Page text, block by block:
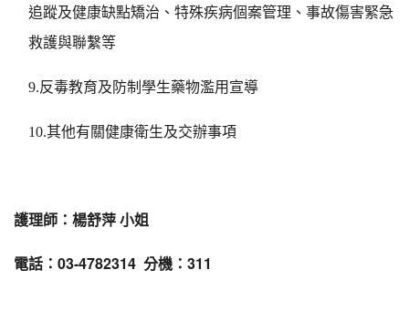
追蹤及健康缺點矯治、特殊疾病個案管理、事故傷害緊急
救護與聯繫等
9.反毒教育及防制學生藥物濫用宣導
10.其他有關健康衛生及交辦事項
護理師：楊舒萍 小姐
電話：03-4782314 分機：311